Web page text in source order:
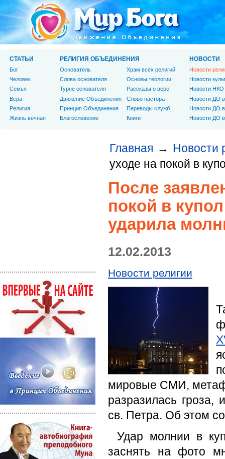
Главная → Новости
уходе на покой в
После
покой в
ударила
12.02.2013
Новости религии
мировые СМИ,
разразилась гроза,
св. Петра. Об этом
Удар молнии в
заснять на фото
СТАТЬИ
Бог
Человек
Cемья
Вера
Религия
Жизнь вечная
РЕЛИГИЯ ОБЪЕДИНЕНИЯ
Основатель
Слова основателя
Турне основателя
Движение Объединения
Принцип Объединения
Благословение
Храм всех религий
Основы теологии
Рассказы о вере
Слово пастора
Переводы служб
Книги
НОВОСТИ
Новости
Новости
Новости НКО
Новости ДО
Новости ДО
Новости ДО